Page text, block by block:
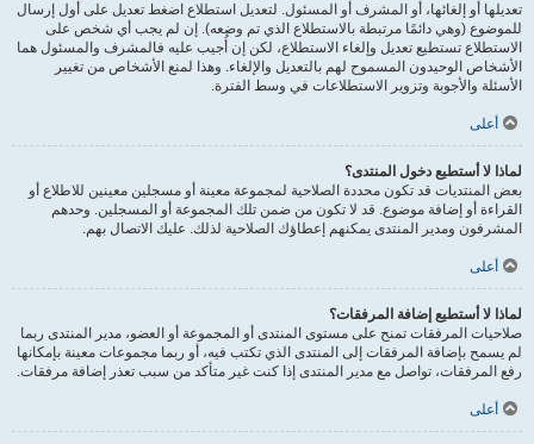
تعديلها أو إلغائها، أو المشرف أو المسئول. لتعديل استطلاع اضغط تعديل على أول إرسال
للموضوع (وهي دائمًا مرتبطة بالاستطلاع الذي تم وضعه). إن لم يجب أي شخص على
الاستطلاع تستطيع تعديل وإلغاء الاستطلاع، لكن إن أُجيب عليه فالمشرف والمسئول هما
الأشخاص الوحيدون المسموح لهم بالتعديل والإلغاء. وهذا لمنع الأشخاص من تغيير
الأسئلة والأجوبة وتزوير الاستطلاعات في وسط الفترة.
أعلى
لماذا لا أستطيع دخول المنتدى؟
بعض المنتديات قد تكون محددة الصلاحية لمجموعة معينة أو مسجلين معينين للاطلاع أو
القراءة أو إضافة موضوع. قد لا تكون من ضمن تلك المجموعة أو المسجلين. وحدهم
المشرفون ومدير المنتدى يمكنهم إعطاؤك الصلاحية لذلك. عليك الاتصال بهم.
أعلى
لماذا لا أستطيع إضافة المرفقات؟
صلاحيات المرفقات تمنح على مستوى المنتدى أو المجموعة أو العضو، مدير المنتدى ربما
لم يسمح بإضافة المرفقات إلى المنتدى الذي تكتب فيه، أو ربما مجموعات معينة بإمكانها
رفع المرفقات، تواصل مع مدير المنتدى إذا كنت غير متأكد من سبب تعذر إضافة مرفقات.
أعلى